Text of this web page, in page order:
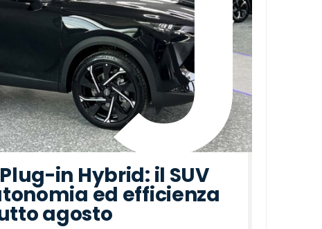
in Hybrid: il SUV
ed efficienza
agosto